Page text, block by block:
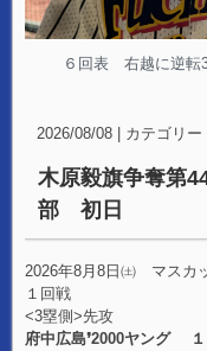
６回表 右越に逆転
2026/08/08 カテゴリー
木原毅旗争奪第
部 初日
2026年8月8日㈯ マスカ
１回戦
<3塁側>先
府中広島❜2000ヤング